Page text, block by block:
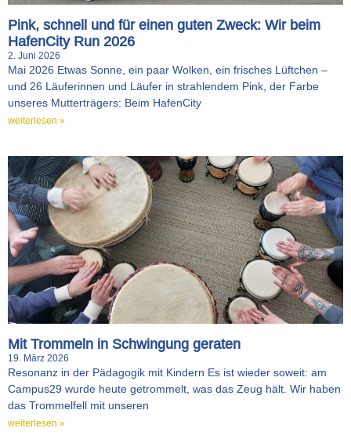
Pink, schnell und für einen guten Zweck: Wir beim
HafenCity Run 2026
2. Juni 2026
Mai 2026 Etwas Sonne, ein paar Wolken, ein frisches Lüftchen –
und 26 Läuferinnen und Läufer in strahlendem Pink, der Farbe
unseres Mutterträgers: Beim HafenCity
weiterlesen »
Mit Trommeln in Schwingung geraten
19. März 2026
Resonanz in der Pädagogik mit Kindern Es ist wieder soweit: am
Campus29 wurde heute getrommelt, was das Zeug hält. Wir haben
das Trommelfell mit unseren
weiterlesen »